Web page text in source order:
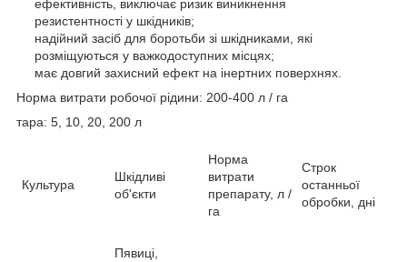
ефективність, виключає ризик виникнення
резистентності у шкідників;
надійний засіб для боротьби зі шкідниками, які
розміщуються у важкодоступних місцях;
має довгий захисний ефект на інертних поверхнях.
Норма витрати робочої рідини: 200-400 л / га
тара: 5, 10, 20, 200 л
Культура
Шкідливі
об'єкти
Норма
витрати
препарату, л /
га
Строк
останньої
обробки, дні
Пявиці,